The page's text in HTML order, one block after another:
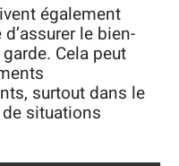
également
le bien-
Cela peut
surtout dans le
situations